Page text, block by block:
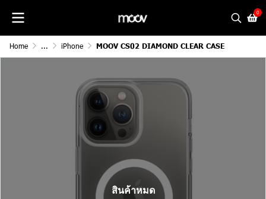
0
Home ... iPhone MOOV CS02 DIAMOND CLEAR CASE
สินค้าหมด